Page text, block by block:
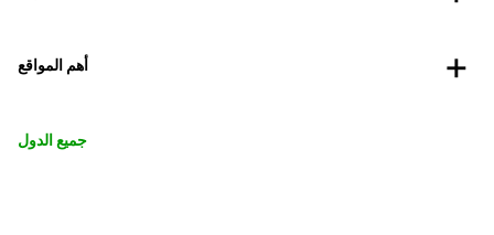
أهم المواقع
جميع الدول